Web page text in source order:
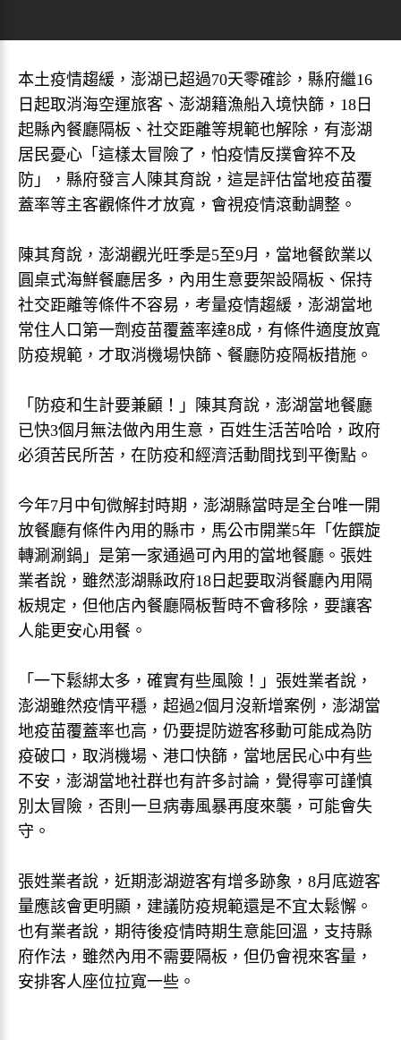
本土疫情趨緩，澎湖已超過70天零確診，縣府繼16
日起取消海空運旅客、澎湖籍漁船入境快篩，18日
起縣內餐廳隔板、社交距離等規範也解除，有澎湖
居民憂心「這樣太冒險了，怕疫情反撲會猝不及
防」，縣府發言人陳其育說，這是評估當地疫苗覆
蓋率等主客觀條件才放寬，會視疫情滾動調整。
陳其育說，澎湖觀光旺季是5至9月，當地餐飲業以
圓桌式海鮮餐廳居多，內用生意要架設隔板、保持
社交距離等條件不容易，考量疫情趨緩，澎湖當地
常住人口第一劑疫苗覆蓋率達8成，有條件適度放寬
防疫規範，才取消機場快篩、餐廳防疫隔板措施。
「防疫和生計要兼顧！」陳其育說，澎湖當地餐廳
已快3個月無法做內用生意，百姓生活苦哈哈，政府
必須苦民所苦，在防疫和經濟活動間找到平衡點。
今年7月中旬微解封時期，澎湖縣當時是全台唯一開
放餐廳有條件內用的縣市，馬公市開業5年「佐饌旋
轉涮涮鍋」是第一家通過可內用的當地餐廳。張姓
業者說，雖然澎湖縣政府18日起要取消餐廳內用隔
板規定，但他店內餐廳隔板暫時不會移除，要讓客
人能更安心用餐。
「一下鬆綁太多，確實有些風險！」張姓業者說，
澎湖雖然疫情平穩，超過2個月沒新增案例，澎湖當
地疫苗覆蓋率也高，仍要提防遊客移動可能成為防
疫破口，取消機場、港口快篩，當地居民心中有些
不安，澎湖當地社群也有許多討論，覺得寧可謹慎
別太冒險，否則一旦病毒風暴再度來襲，可能會失
守。
張姓業者說，近期澎湖遊客有增多跡象，8月底遊客
量應該會更明顯，建議防疫規範還是不宜太鬆懈。
也有業者說，期待後疫情時期生意能回溫，支持縣
府作法，雖然內用不需要隔板，但仍會視來客量，
安排客人座位拉寬一些。